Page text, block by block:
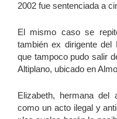
Termine
Was ist das?
Aufgaben und
Über das
Voraussetzungen für
2002 fue sentenciada a
El mismo caso se
también ex dirigente
que tampoco pudo salir
Altiplano, ubicado en
Elizabeth, hermana del
como un acto ilegal y